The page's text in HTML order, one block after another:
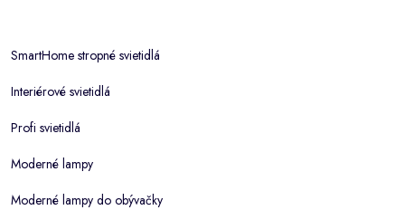
SmartHome stropné svietidlá
Interiérové svietidlá
Profi svietidlá
Moderné lampy
Moderné lampy do obývačky